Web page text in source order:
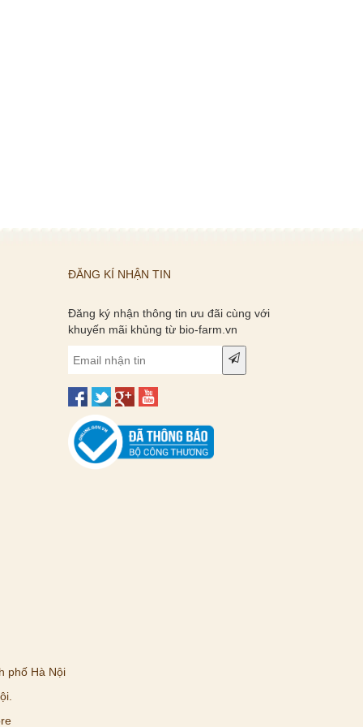
ĐĂNG KÍ NHẬN TIN
Đăng ký nhận thông tin ưu đãi cùng với
khuyến mãi khủng từ bio-farm.vn
phố Hà Nội